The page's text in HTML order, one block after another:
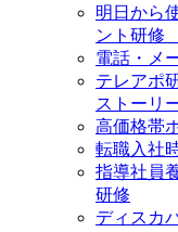
明日から
ント研修
電話・メ
テレアポ
ストーリ
高価格帯
転職入社
指導社員
研修
ディスカ